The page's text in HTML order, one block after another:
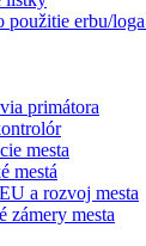
použitie erbu/loga
primátora
mesta
mestá
a rozvoj mesta
zámery mesta